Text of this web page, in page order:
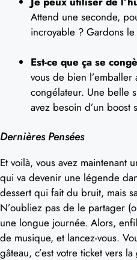
Attend une seconde,
incroyable ? Gardons
Est-ce que ça se
vous de bien
congélateur. Une belle
avez besoin d’un boost
Dernières Pensées
Et voilà, vous avez maintenant
qui va devenir une légende
dessert qui fait du bruit, mais
N’oubliez pas de le partager
une longue journée. Alors,
de musique, et lancez-vous.
gâteau, c’est votre ticket vers